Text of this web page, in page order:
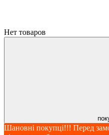
Нет товаров
Шановні покупці!!! Перед